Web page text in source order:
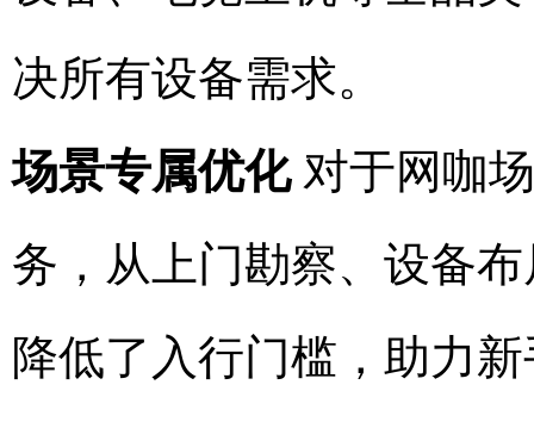
决所有设备需求。
场景专属优化对于网咖
务，从上门勘察、设备
降低了入行门槛，助力